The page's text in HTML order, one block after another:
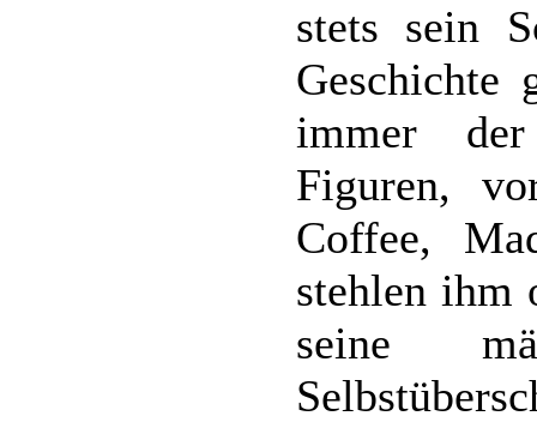
stets sein
Geschichte
immer
Figuren,
Coffee,
stehlen ihm
seine